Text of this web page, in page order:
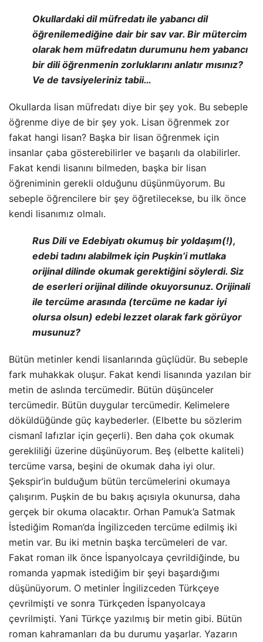
Okullardaki dil müfredatı ile yabancı dil
öğrenilemediğine dair bir sav var. Bir mütercim
olarak hem müfredatın durumunu hem yabancı
bir dili öğrenmenin zorluklarını anlatır mısınız?
Ve de tavsiyeleriniz tabii…
Okullarda lisan müfredatı diye bir şey yok. Bu sebeple
öğrenme diye de bir şey yok. Lisan öğrenmek zor
fakat hangi lisan? Başka bir lisan öğrenmek için
insanlar çaba gösterebilirler ve başarılı da olabilirler.
Fakat kendi lisanını bilmeden, başka bir lisan
öğreniminin gerekli olduğunu düşünmüyorum. Bu
sebeple öğrencilere bir şey öğretilecekse, bu ilk önce
kendi lisanımız olmalı.
Rus Dili ve Edebiyatı okumuş bir yoldaşım(!),
edebi tadını alabilmek için Puşkin’i mutlaka
orijinal dilinde okumak gerektiğini söylerdi. Siz
de eserleri orijinal dilinde okuyorsunuz. Orijinali
ile tercüme arasında (tercüme ne kadar iyi
olursa olsun) edebi lezzet olarak fark görüyor
musunuz?
Bütün metinler kendi lisanlarında güçlüdür. Bu sebeple
fark muhakkak oluşur. Fakat kendi lisanında yazılan bir
metin de aslında tercümedir. Bütün düşünceler
tercümedir. Bütün duygular tercümedir. Kelimelere
döküldüğünde güç kaybederler. (Elbette bu sözlerim
cismanî lafızlar için geçerli). Ben daha çok okumak
gerekliliği üzerine düşünüyorum. Beş (elbette kaliteli)
tercüme varsa, beşini de okumak daha iyi olur.
Şekspir’in bulduğum bütün tercümelerini okumaya
çalışırım. Puşkin de bu bakış açısıyla okunursa, daha
gerçek bir okuma olacaktır. Orhan Pamuk’a Satmak
İstediğim Roman’da İngilizceden tercüme edilmiş iki
metin var. Bu iki metnin başka tercümeleri de var.
Fakat roman ilk önce İspanyolcaya çevrildiğinde, bu
romanda yapmak istediğim bir şeyi başardığımı
düşünüyorum. O metinler İngilizceden Türkçeye
çevrilmişti ve sonra Türkçeden İspanyolcaya
çevrilmişti. Yani Türkçe yazılmış bir metin gibi. Bütün
roman kahramanları da bu durumu yaşarlar. Yazarın